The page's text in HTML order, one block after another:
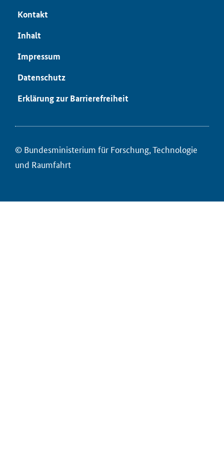
Kon­takt
In­halt
Im­pres­sum
Da­ten­schutz
Er­klä­rung zur Bar­rie­re­frei­heit
© Bun­des­mi­nis­te­ri­um für ­For­schung, Tech­no­lo­gie
und Raum­fahrt